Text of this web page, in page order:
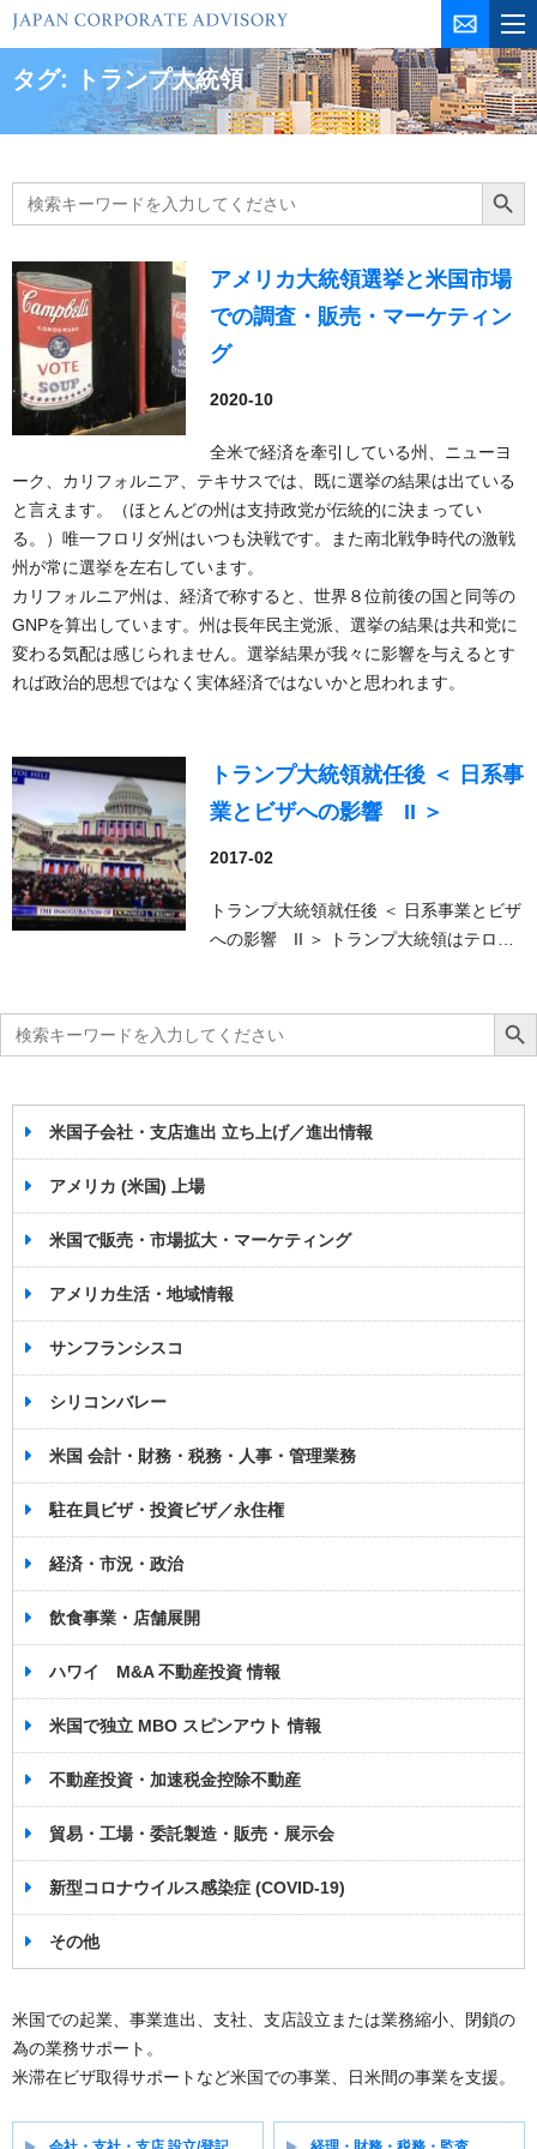
コ
ス
プ
タグ: トランプ大統領
Search
for:
Search
アメリカ大統領選挙と米国市場
での調査・販売・マーケティン
グ
2020-10
全米で経済を牽引している州、ニューヨ
ーク、カリフォルニア、テキサスでは、既に選挙の結果は出ている
と言えます。（ほとんどの州は支持政党が伝統的に決まってい
る。）唯一フロリダ州はいつも決戦です。また南北戦争時代の激戦
州が常に選挙を左右しています。
カリフォルニア州は、経済で称すると、世界８位前後の国と同等の
GNPを算出しています。州は長年民主党派、選挙の結果は共和党に
変わる気配は感じられません。選挙結果が我々に影響を与えるとす
れば政治的思想ではなく実体経済ではないかと思われます。
トランプ大統領就任後 ＜ 日系事
業とビザへの影響 II ＞
2017-02
トランプ大統領就任後 ＜ 日系事業とビザ
への影響 II ＞ トランプ大統領はテロ…
Search
for:
Search
米国子会社・支店進出 立ち上げ／進出情報
アメリカ (米国) 上場
米国で販売・市場拡大・マーケティング
アメリカ生活・地域情報
サンフランシスコ
シリコンバレー
米国 会計・財務・税務・人事・管理業務
駐在員ビザ・投資ビザ／永住権
経済・市況・政治
飲食事業・店舗展開
ハワイ M&A 不動産投資 情報
米国で独立 MBO スピンアウト 情報
不動産投資・加速税金控除不動産
貿易・工場・委託製造・販売・展示会
新型コロナウイルス感染症 (COVID-19)
その他
米国での起業、事業進出、支社、支店設立または業務縮小、閉鎖の
為の業務サポート。
米滞在ビザ取得サポートなど米国での事業、日米間の事業を支援。